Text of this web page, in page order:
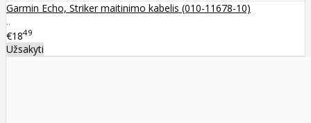
Garmin Echo, Striker maitinimo kabelis (010-11678-10)
..
€1849
Užsakyti